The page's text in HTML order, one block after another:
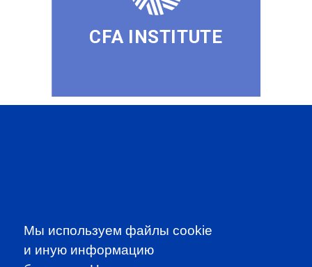
CFA INSTITUTE
Мы используем файлы cookie
и иную информацию